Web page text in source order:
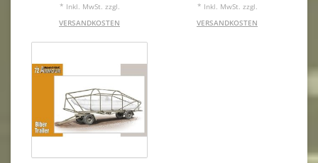
* Inkl. MwSt. zzgl.
VERSANDKOSTEN
* Inkl. MwSt. zzgl.
VERSANDKOSTEN